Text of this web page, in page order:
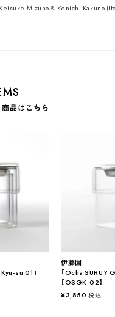
Mizuno & Kenichi Kakuno
品はこちら
su 01」
伊藤園
「Ocha SURU?
【OSGK-02】
¥3,850 税込